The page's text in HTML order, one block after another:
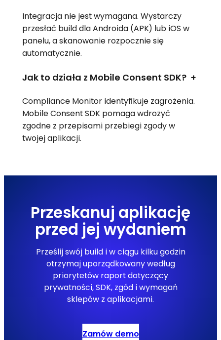
Integracja nie jest wymagana. Wystarczy
przesłać build dla Androida (APK) lub iOS w
panelu, a skanowanie rozpocznie się
automatycznie.
Jak to działa z Mobile Consent SDK? +
Compliance Monitor identyfikuje zagrożenia.
Mobile Consent SDK pomaga wdrożyć
zgodne z przepisami przebiegi zgody w
twojej aplikacji.
Przeskanuj aplikację
przed jej wydaniem
Prześlij swój build i w ciągu kilku godzin
otrzymaj uporządkowany według
priorytetów raport dotyczący
prywatności, SDK, zgód i wymagań
sklepów z aplikacjami.
Zamów demo